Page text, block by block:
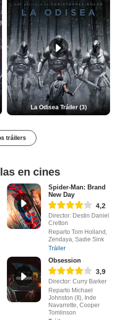
La Odisea Tráiler (3)
tráilers
en cines
Spider-Man: Brand
New Day
4,2
Director: Destin Daniel
Cretton
Reparto Tom Holland,
Zendaya, Sadie Sink
Tráiler
Obsession
3,9
Director: Curry Barker
Reparto Michael
Johnston (II), Inde
Navarrette, Cooper
Tomlinson